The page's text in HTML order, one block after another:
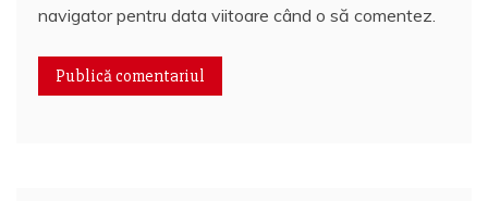
navigator pentru data viitoare când o să comentez.